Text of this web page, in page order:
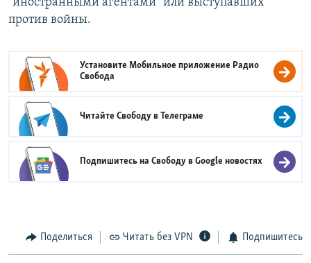
против войны.
Установите Мобильное приложение Радио
Свобода
Читайте Свободу вТелеграме
Подпишитесь на Свободу вGoogle новостях
Поделиться Читать без VPN Подпишитесь